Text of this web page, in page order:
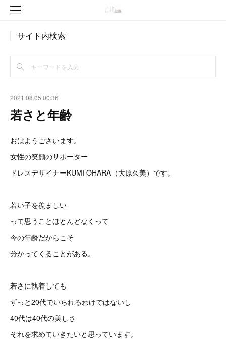
サイト内検索
2021.08.05 00:36
若さと年齢
おはようございます。
女性の笑顔のサポーター
ドレスデザイナーKUMI OHARA（大原久美）です。
若い子を羨ましい
って思うことほとんどなくって
今の年齢だからこそ
分かってくることがある。
若さに執着しても
ずっと20代でいられるわけではないし
40代は40代の美しさ
それを求めていきたいと思っています。